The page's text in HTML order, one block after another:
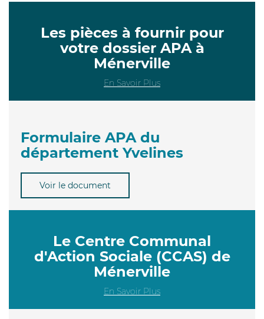
Les pièces à fournir pour
votre dossier APA à
Ménerville
En Savoir Plus
Formulaire APA du
département Yvelines
Voir le document
Le Centre Communal
d'Action Sociale (CCAS) de
Ménerville
En Savoir Plus